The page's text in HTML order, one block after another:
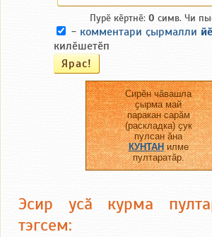
Пурӗ кӗртнӗ: 0 симв. Чи
- комментари ҫырмалли
килӗшетӗп
Сирӗн чӑвашла
ҫырма май
паракан сарӑм
(раскладка) ҫук
пулсан ӑна
КУНТАНилме
пултаратӑр.
Эсир усӑ курма
тэгсем: